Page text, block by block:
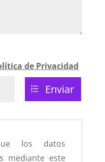
de Privacidad
Enviar
los datos
mediante este